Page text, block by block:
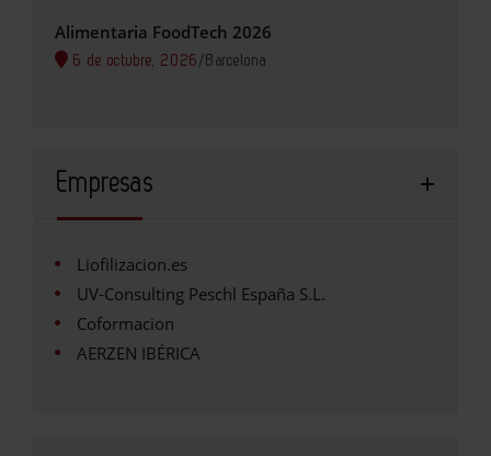
Alimentaria FoodTech 2026
6 de octubre, 2026 / Barcelona
Empresas
Liofilizacion.es
UV-Consulting Peschl España S.L.
Coformacion
AERZEN IBÉRICA